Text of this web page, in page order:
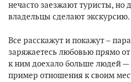
нечасто заезжают туристы, но
владельцы сделают экскурсию.
Все расскажут и покажут –
заряжаетесь любовью прямо
к ним доехало больше людей —
пример отношения к своим